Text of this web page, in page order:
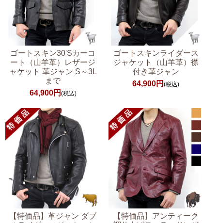
ゴートスキン30'Sカーコ
ート（山羊革）レザージ
ャケット 革ジャン S～3L
まで
64,900円 (税込)
ゴートスキンライダース
ジャケット（山羊革）襟
付き革ジャン
64,900円(税込)
【特価品】革ジャン ダブ
【特価品】アンティーク